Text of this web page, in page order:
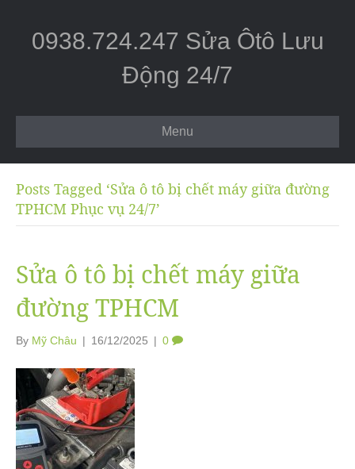
0938.724.247 Sửa Ôtô Lưu
Động 24/7
Menu
Posts Tagged ‘Sửa ô tô bị chết máy giữa đường
TPHCM Phục vụ 24/7’
Sửa ô tô bị chết máy giữa
đường TPHCM
By Mỹ Châu | 16/12/2025 | 0